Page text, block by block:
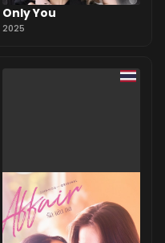
Only You
2025